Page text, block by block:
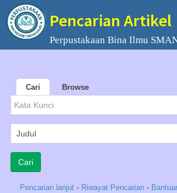
Pencarian Artikel
Perpustakaan Bina Ilmu
Cari Browse
Pencarian lanjut - Riwayat Pencarian -